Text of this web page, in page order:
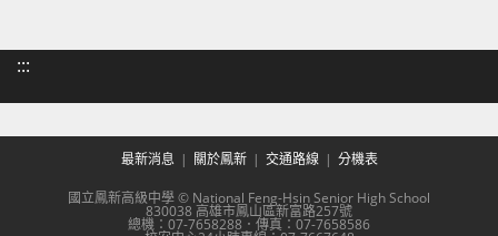
:::
最新消息 關於鳳新 交通路線 分機表
國立鳳新高級中學 © National Feng-Hsin Senior High School
830038 高雄市鳳山區新富路257號
總機：07-7658288．傳真：07-7658586